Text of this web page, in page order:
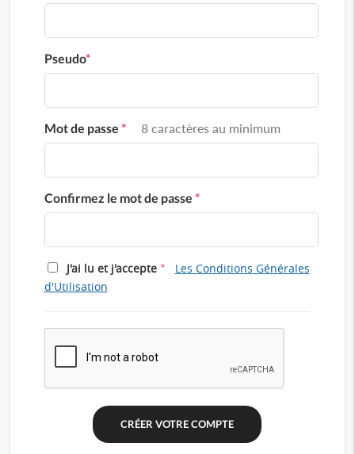
Pseudo*
Mot de passe * 8 caractères au minimum
Confirmez le mot de passe *
J'ai lu et j'accepte *
Les Conditions Générales
d'Utilisation